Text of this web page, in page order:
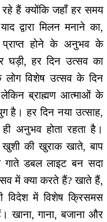
हैं क्योंकि जहाँ हर समय
द्वारा मिलन मनाने का,
प्राप्त होने के अनुभव के
घड़ी, हर दिन उत्सव का
विशेष उत्सव के दिन
ब्राह्मण आत्माओं के
है। हर दिन नया उत्साह,
अनुभव होता रहता है।
की खुराक खाते, बाप
गाते डबल लाइट बन सदा
में क्या करते हैं? खाते हैं,
में विशेष क्रिसमस
खाना, गाना, बजाना और